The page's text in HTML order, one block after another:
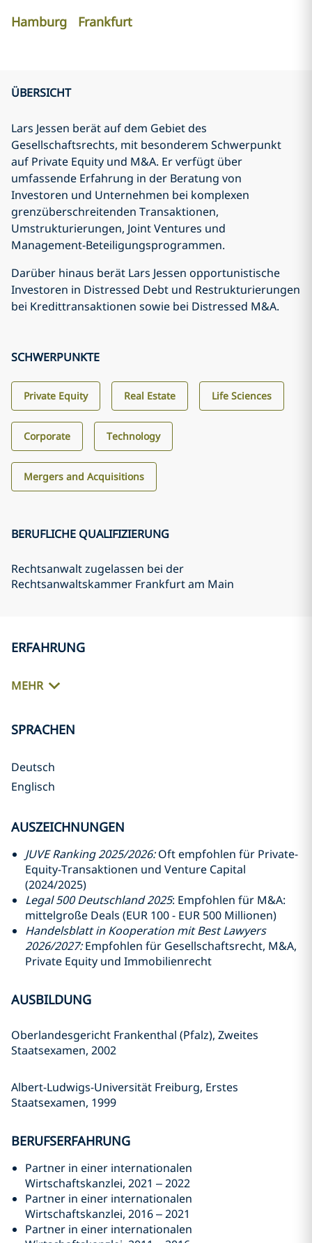
Hamburg Frankfurt
ÜBERSICHT
Lars Jessen berät auf dem Gebiet des
Gesellschaftsrechts, mit besonderem Schwerpunkt
auf Private Equity und M&A. Er verfügt über
umfassende Erfahrung in der Beratung von
Investoren und Unternehmen bei komplexen
grenzüberschreitenden Transaktionen,
Umstrukturierungen, Joint Ventures und
Management-Beteiligungsprogrammen.
Darüber hinaus berät Lars Jessen opportunistische
Investoren in Distressed Debt und Restrukturierungen
bei Kredittransaktionen sowie bei Distressed M&A.
SCHWERPUNKTE
Private Equity Real Estate Life Sciences
Corporate Technology
Mergers and Acquisitions
BERUFLICHE QUALIFIZIERUNG
Rechtsanwalt zugelassen bei der
Rechtsanwaltskammer Frankfurt am Main
ERFAHRUNG
MEHR
SPRACHEN
Deutsch
Englisch
AUSZEICHNUNGEN
JUVE Ranking 2025/2026:Oft empfohlen für Private-
Equity-Transaktionen und Venture Capital
(2024/2025)
Legal 500 Deutschland 2025: Empfohlen für M&A:
mittelgroße Deals (EUR 100 - EUR 500 Millionen)
Handelsblatt in Kooperation mit Best Lawyers
2026/2027:Empfohlen für Gesellschaftsrecht, M&A,
Private Equity und Immobilienrecht
AUSBILDUNG
Oberlandesgericht Frankenthal (Pfalz), Zweites
Staatsexamen, 2002
Albert-Ludwigs-Universität Freiburg, Erstes
Staatsexamen, 1999
BERUFSERFAHRUNG
Partner in einer internationalen
Wirtschaftskanzlei, 2021 – 2022
Partner in einer internationalen
Wirtschaftskanzlei, 2016 – 2021
Partner in einer internationalen